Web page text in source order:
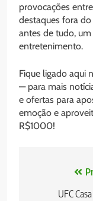
provocações
destaques fora
antes de tudo,
entretenimento.
Fique ligado aqui
— para mais
e ofertas para
emoção e
R$1000!
UFC